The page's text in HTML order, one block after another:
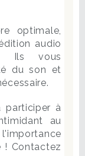
optimale,
audio
Ils vous
du son et
participer à
au
! Contactez